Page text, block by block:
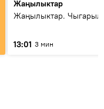
Жаңылыктар
Жаңылыктар.
13:01 3 мин